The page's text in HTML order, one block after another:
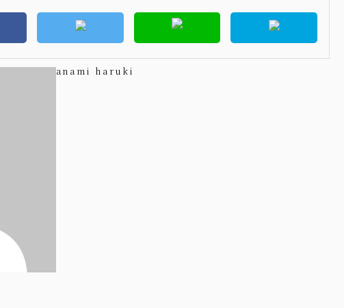
anami haruki